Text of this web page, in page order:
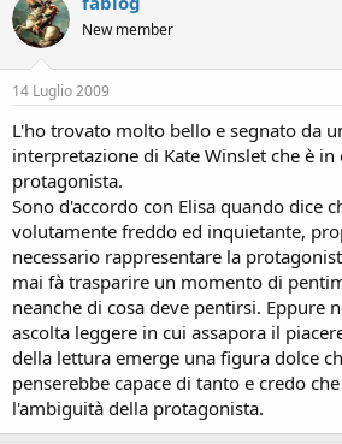
New member
14 Luglio 2009
L'ho trovato molto bello e segnato da
interpretazione di Kate Winslet che è
protagonista.
Sono d'accordo con Elisa quando dice
volutamente freddo ed inquietante,
necessario rappresentare la
mai fà trasparire un momento di
neanche di cosa deve pentirsi. Eppure
ascolta leggere in cui assapora il
della lettura emerge una figura dolce
penserebbe capace di tanto e credo
l'ambiguità della protagonista.